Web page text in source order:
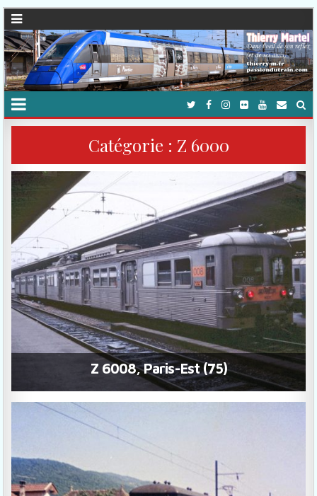
Catégorie : Z 6000
Z 6008, Paris-Est (75)